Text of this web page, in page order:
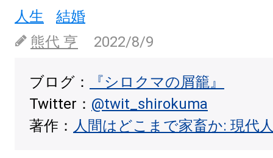
人生
結婚
熊代 亨
2022/8/9
ブログ：
『シロクマの屑籠』
Twitter： @twit_shirokuma
著作： 人間はどこまで家畜か: 現代